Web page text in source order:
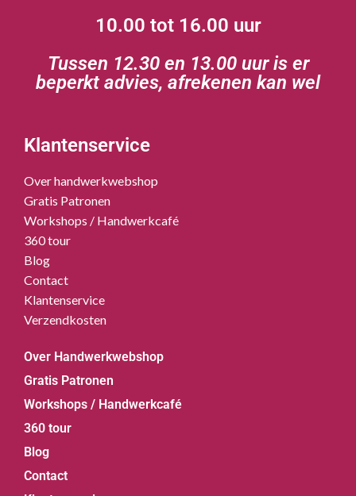
10.00 tot 16.00 uur
Tussen 12.30 en 13.00 uur is er
beperkt advies, afrekenen kan wel
Klantenservice
Over handwerkwebshop
Gratis Patronen
Workshops / Handwerkcafé
360 tour
Blog
Contact
Klantenservice
Verzendkosten
Over Handwerkwebshop
Gratis Patronen
Workshops / Handwerkcafé
360 tour
Blog
Contact